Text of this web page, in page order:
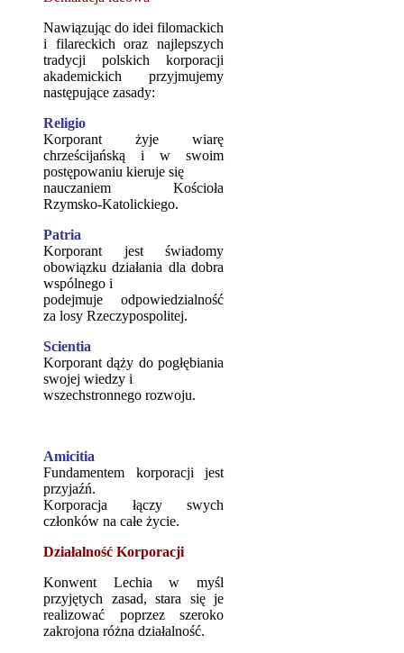
Nawiązując do idei filomackich
i filareckich oraz najlepszych
tradycji polskich korporacji
akademickich przyjmujemy
następujące zasady:
Religio
Korporant żyje wiarę
chrześcijańską i w swoim
postępowaniu kieruje się
nauczaniem Kościoła
Rzymsko-Katolickiego.
Patria
Korporant jest świadomy
obowiązku działania dla dobra
wspólnego i
podejmuje odpowiedzialność
za losy Rzeczypospolitej.
Scientia
Korporant dąży do pogłębiania
swojej wiedzy i
wszechstronnego rozwoju.
Amicitia
Fundamentem korporacji jest
przyjaźń.
Korporacja łączy swych
członków na całe życie.
Działalność Korporacji
Konwent Lechia w myśl
przyjętych zasad, stara się je
realizować poprzez szeroko
zakrojona różna działalność.